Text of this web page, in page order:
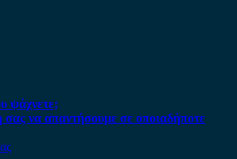
ψάχνετε;
σας να απαντήσουμε σε οποιαδήποτε